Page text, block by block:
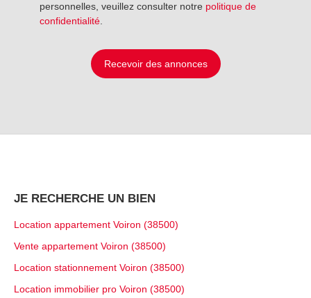
personnelles, veuillez consulter notre politique de
confidentialité.
Recevoir des annonces
JE RECHERCHE UN BIEN
Location appartement Voiron (38500)
Vente appartement Voiron (38500)
Location stationnement Voiron (38500)
Location immobilier pro Voiron (38500)